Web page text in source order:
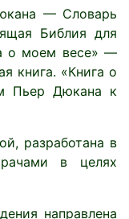
— Словарь
Библия для
о моем весе» —
книга. «Книга о
Пьер Дюкана к
разработана в
в целях
направлена